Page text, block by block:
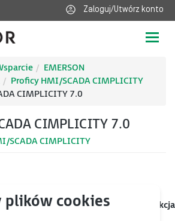
Zaloguj/Utwórz konto
EMERSON
Proficy HMI/SCADA CIMPLICITY
CIMPLICITY 7.0
CIMPLICITY 7.0
SCADA CIMPLICITY
Akcja